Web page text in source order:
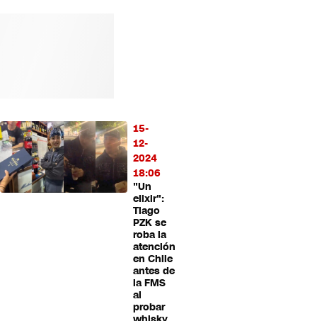
15-
12-
2024
18:06
"Un
elixir":
Tiago
PZK se
roba la
atención
en Chile
antes de
la FMS
al
probar